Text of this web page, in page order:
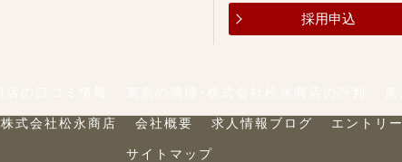
採用申込
株式会社松永商店 会社概要 求人情報ブログ エントリー
サイトマップ